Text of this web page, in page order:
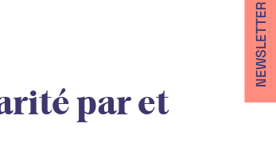
NEWSLETTER
par et